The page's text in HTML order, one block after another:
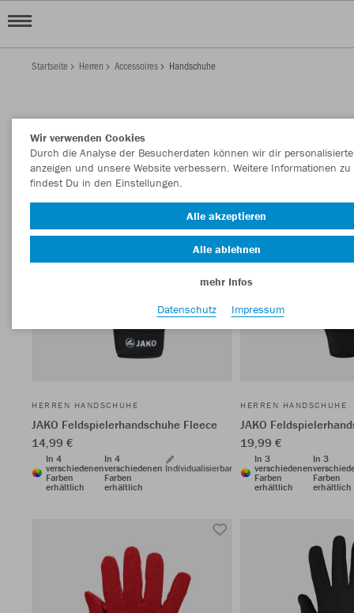
Startseite Herren Accessoires Handschuhe
HERREN HANDSCHUHE
Filter anzeigen Sortieren nach
HERREN HANDSCHUHE
JAKO Feldspielerhandschuhe Fleece
14,99 €
In 4
verschiedenen
Farben
erhältlich
In 4
verschiedenen
Farben
erhältlich
Individualisierbar
HERREN HANDSCHUHE
JAKO
19,99 €
In 3
verschiedenen
Farben
erhältlich
In 3
Farben
erhältlich
Wir verwenden Cookies
Durch die Analyse der Besucherdaten können wir dir
anzeigen und unsere Website verbessern. Weitere Informationen zu
findest Du in den Einstellungen.
Alle akzeptieren
Alle ablehnen
mehr Infos
Datenschutz
Impressum